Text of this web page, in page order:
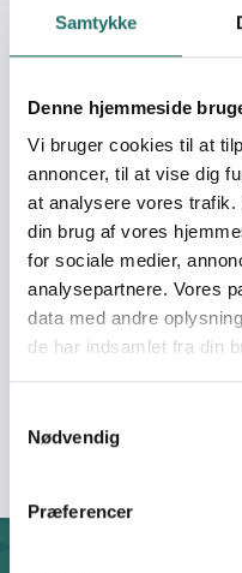
Samtykke
Denne hjemmeside
Vi bruger cookies til at
annoncer, til at vise dig
at analysere vores trafik.
din brug af vores
for sociale medier,
analysepartnere. Vores
data med andre
de har indsamlet fra din
Nødvendig
Præferencer
Indsatsområde:
Indsatser foregår i:
Resume
Roll-up udstillingen om
uddannelse,
Foredragsturne med
deres arbejde med